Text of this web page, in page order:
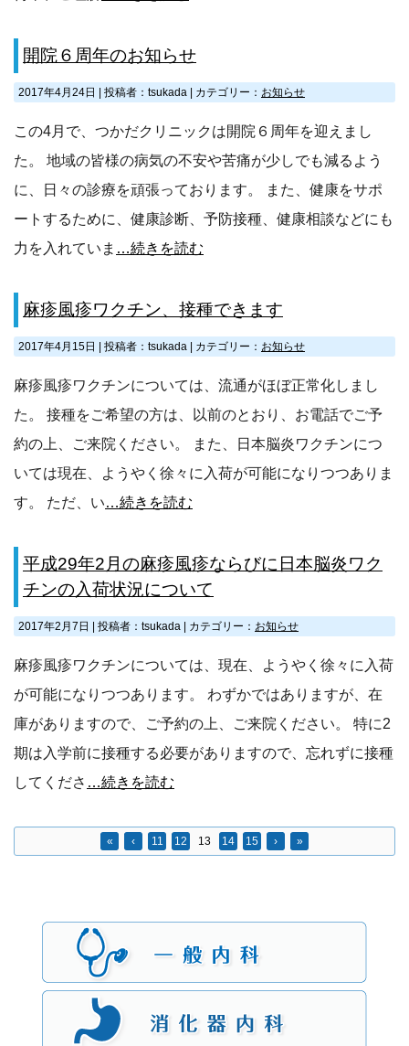
開院６周年のお知らせ
2017年4月24日 投稿者：tsukada カテゴリー： お知らせ
この4月で、つかだクリニックは開院６周年を迎えまし
た。 地域の皆様の病気の不安や苦痛が少しでも減るよう
に、日々の診療を頑張っております。 また、健康をサポ
ートするために、健康診断、予防接種、健康相談などにも
力を入れていま …続きを読む
麻疹風疹ワクチン、接種できます
2017年4月15日 投稿者：tsukada カテゴリー： お知らせ
麻疹風疹ワクチンについては、流通がほぼ正常化しまし
た。 接種をご希望の方は、以前のとおり、お電話でご予
約の上、ご来院ください。 また、日本脳炎ワクチンにつ
いては現在、ようやく徐々に入荷が可能になりつつありま
す。 ただ、い…続きを読む
平成29年2月の麻疹風疹ならびに日本脳炎ワク
チンの入荷状況について
2017年2月7日 投稿者：tsukada カテゴリー： お知らせ
麻疹風疹ワクチンについては、現在、ようやく徐々に入荷
が可能になりつつあります。 わずかではありますが、在
庫がありますので、ご予約の上、ご来院ください。 特に2
期は入学前に接種する必要がありますので、忘れずに接種
してくださ …続きを読む
« ‹ 11 12 13 14 15 › »